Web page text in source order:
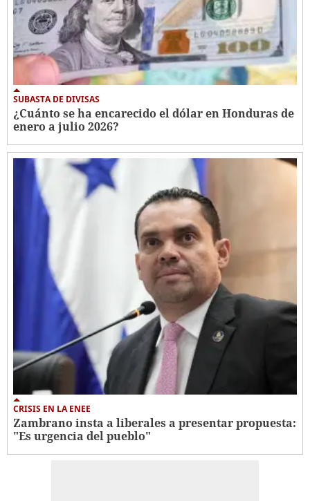
SUBASTA DE DIVISAS
¿Cuánto se ha encarecido el dólar en Honduras de
enero a julio 2026?
CRISIS EN LA ENEE
Zambrano insta a liberales a presentar propuesta:
"Es urgencia del pueblo"